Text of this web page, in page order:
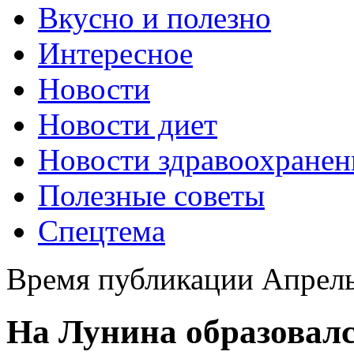
Вкусно и полезно
Интересное
Новости
Новости диет
Новости
Полезные советы
Спецтема
Время публикации
На Лунина